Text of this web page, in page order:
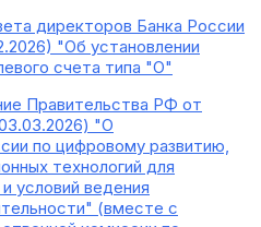
директоров Банка России
"Об установлении
счета типа "О"
Правительства РФ от
"О
по цифровому развитию,
технологий для
условий ведения
(вместе с